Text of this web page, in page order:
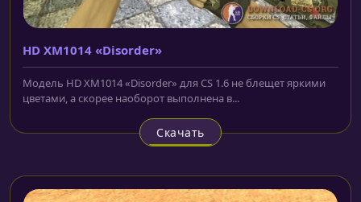
HD XM1014 «Disorder»
Модель HD XM1014 «Disorder» для CS 1.6 не блещет яркими
цветами, а скорее наоборот выполнена в...
Скачать